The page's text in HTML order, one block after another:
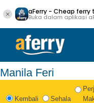
aFerry - Cheap ferry
Buka dalam aplikasi
Manila Feri
Kembali Sehala